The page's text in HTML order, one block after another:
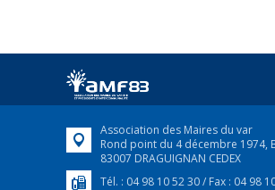
Association des Maires du var
Rond point du 4 décembre 1974,
83007 DRAGUIGNAN CEDEX
Tél. : 04 98 10 52 30 / Fax : 04 98